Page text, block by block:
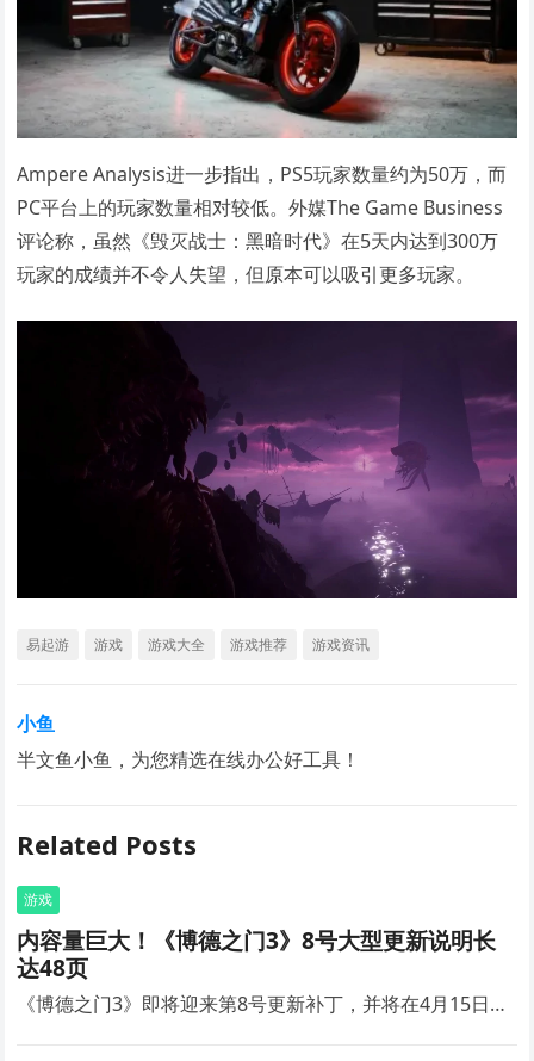
Ampere Analysis进一步指出，PS5玩家数量约为50万，而
PC平台上的玩家数量相对较低。外媒The Game Business
评论称，虽然《毁灭战士：黑暗时代》在5天内达到300万
玩家的成绩并不令人失望，但原本可以吸引更多玩家。
易起游 游戏 游戏大全 游戏推荐 游戏资讯
小鱼
半文鱼小鱼，为您精选在线办公好工具！
Related Posts
游戏
内容量巨大！《博德之门3》8号大型更新说明长
达48页
《博德之门3》即将迎来第8号更新补丁，并将在4月15日…